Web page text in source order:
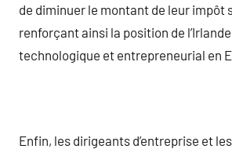
de diminuer le montant de leur impôt
renforçant ainsi la position de
technologique et entrepreneurial en
Enfin, les dirigeants d’entreprise et